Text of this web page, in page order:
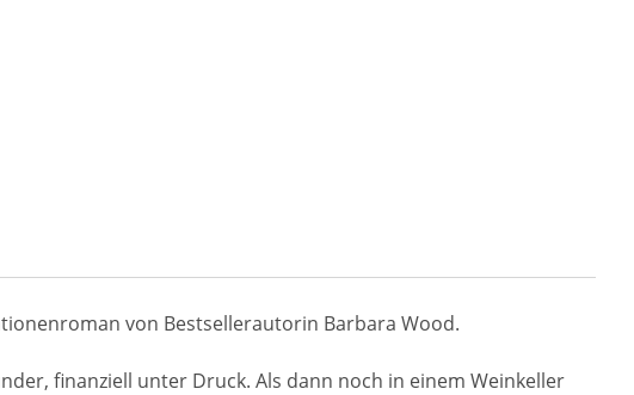
von Bestsellerautorin Barbara Wood.
finanziell unter Druck. Als dann noch in einem Weinkeller